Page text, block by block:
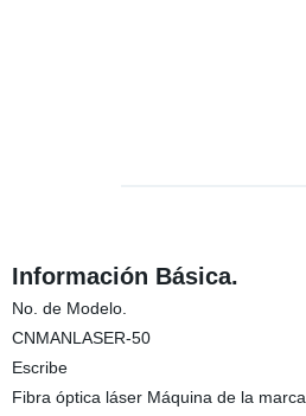
Información Básica.
No. de Modelo.
CNMANLASER-50
Escribe
Fibra óptica láser Máquina de la marca